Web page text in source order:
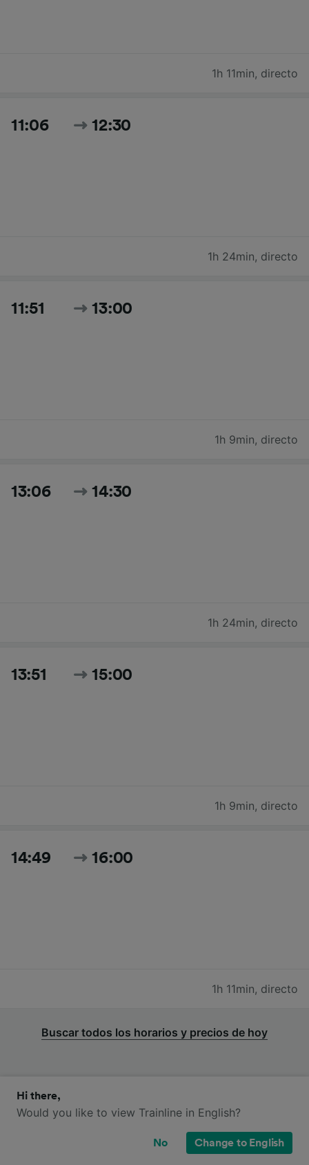
1h 11min, directo
11:06 12:30
1h 24min, directo
11:51 13:00
1h 9min, directo
13:06 14:30
1h 24min, directo
13:51 15:00
1h 9min, directo
14:49 16:00
1h 11min, directo
Buscar todos los horarios y precios de hoy
Trenes Deutsche Bahn de Zwickau a
Hi there,
Would you like to view Trainline in English?
No Change to English